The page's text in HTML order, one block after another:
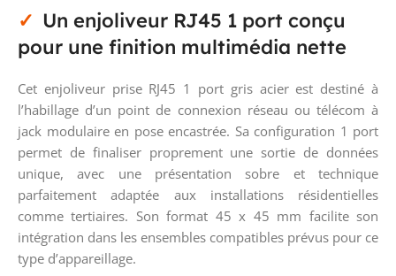
Un enjoliveur RJ45 1 port conçu
pour une finition multimédia nette
Cet enjoliveur prise RJ45 1 port gris acier est destiné à
l’habillage d’un point de connexion réseau ou télécom à
jack modulaire en pose encastrée. Sa configuration 1 port
permet de finaliser proprement une sortie de données
unique, avec une présentation sobre et technique
parfaitement adaptée aux installations résidentielles
comme tertiaires. Son format 45 x 45 mm facilite son
intégration dans les ensembles compatibles prévus pour ce
type d’appareillage.